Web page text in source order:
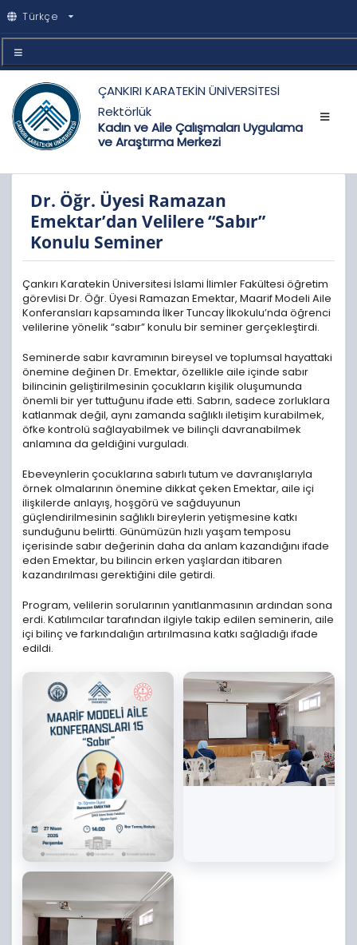
Türkçe
ÇANKIRI KARATEKİN ÜNİVERSİTESİ
Rektörlük
Kadın ve Aile Çalışmaları Uygulama
ve Araştırma Merkezi
Dr. Öğr. Üyesi Ramazan
Emektar’dan Velilere “Sabır”
Konulu Seminer
Çankırı Karatekin Üniversitesi İslami İlimler Fakültesi öğretim
görevlisi Dr. Öğr. Üyesi Ramazan Emektar, Maarif Modeli Aile
Konferansları kapsamında İlker Tuncay İlkokulu’nda öğrenci
velilerine yönelik “sabır” konulu bir seminer gerçekleştirdi.
Seminerde sabır kavramının bireysel ve toplumsal hayattaki
önemine değinen Dr. Emektar, özellikle aile içinde sabır
bilincinin geliştirilmesinin çocukların kişilik oluşumunda
önemli bir yer tuttuğunu ifade etti. Sabrın, sadece zorluklara
katlanmak değil, aynı zamanda sağlıklı iletişim kurabilmek,
öfke kontrolü sağlayabilmek ve bilinçli davranabilmek
anlamına da geldiğini vurguladı.
Ebeveynlerin çocuklarına sabırlı tutum ve davranışlarıyla
örnek olmalarının önemine dikkat çeken Emektar, aile içi
ilişkilerde anlayış, hoşgörü ve sağduyunun
güçlendirilmesinin sağlıklı bireylerin yetişmesine katkı
sunduğunu belirtti. Günümüzün hızlı yaşam temposu
içerisinde sabır değerinin daha da anlam kazandığını ifade
eden Emektar, bu bilincin erken yaşlardan itibaren
kazandırılması gerektiğini dile getirdi.
Program, velilerin sorularının yanıtlanmasının ardından sona
erdi. Katılımcılar tarafından ilgiyle takip edilen seminerin, aile
içi bilinç ve farkındalığın artırılmasına katkı sağladığı ifade
edildi.